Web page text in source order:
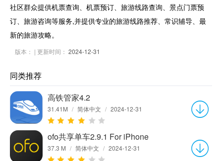
社区群众提供机票查询、机票预订、旅游线路查询、景点门票预
订、旅游咨询等服务,并提供专业的旅游线路推荐、常识辅导、最
新的旅游攻略。
版本： | 更新时间： 2024-12-31
同类推荐
高铁管家4.2
31.41M / 简体中文 / 2024-12-31
ofo共享单车2.9.1 For iPhone
37.3 M / 简体中文 / 2024-12-31